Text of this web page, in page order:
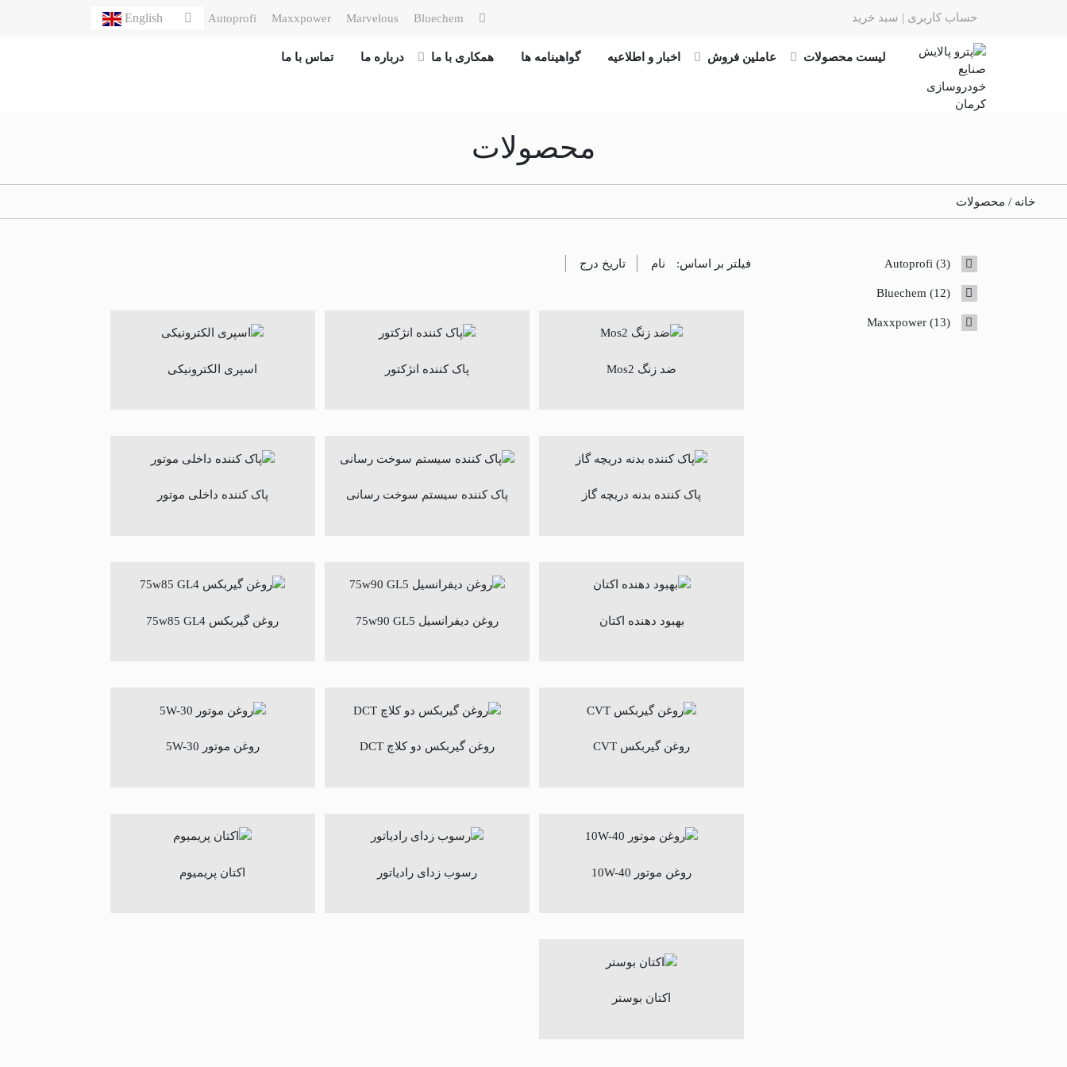
حساب کاربری | سبد خرید Bluechem
Marvelous
Maxxpower
Autoprofi
لیست محصولات عاملین فروش اخبار و اطلاعیه گواهینامه ها همکاری با ما درباره ما تماس با ما
محصولات
خانه / محصولات
Autoprofi 3
3
Bluechem
12
12
Maxxpower 13
13
فیلتر بر اساس: نام تاریخ درج
ضد زنگ Mos2 پاک کننده انژکتور اسپری الکترونیکی
پاک کننده بدنه دریچه گاز پاک کننده سیستم سوخت رسانی پاک کننده داخلی موتور
بهبود دهنده اکتان روغن دیفرانسیل 75w90 GL5 روغن گیربکس 75w85 GL4
روغن گیربکس CVT روغن گیربکس دو کلاچ DCT روغن موتور 5W-30
روغن موتور 10W-40 رسوب زدای رادیاتور اکتان پریمیوم
اکتان بوستر